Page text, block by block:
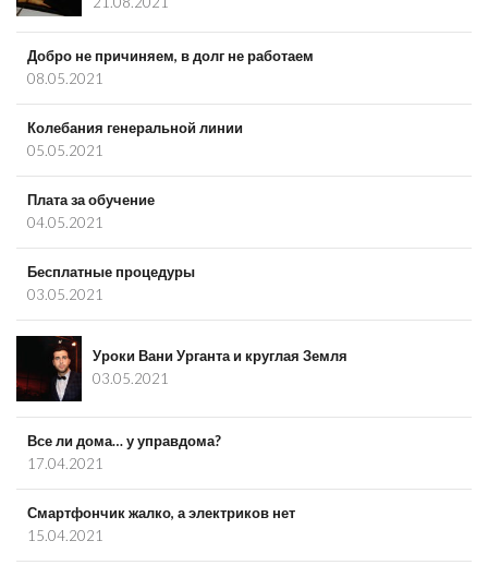
Добро не причиняем, в долг не работаем
08.05.2021
Колебания генеральной линии
05.05.2021
Плата за обучение
04.05.2021
Бесплатные процедуры
03.05.2021
Уроки Вани Урганта и круглая Земля
03.05.2021
Все ли дома… у управдома?
17.04.2021
Смартфончик жалко, а электриков нет
15.04.2021